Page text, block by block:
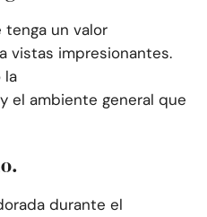
tenga un valor
vistas impresionantes.
la
el ambiente general que
durante el